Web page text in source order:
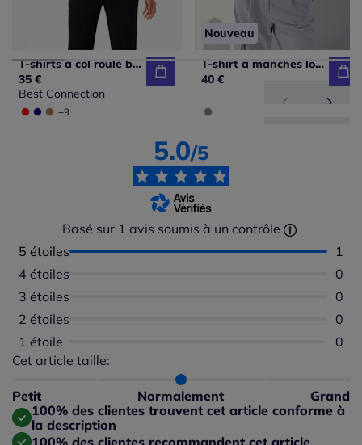
T-shirts à col roulé basique et coupe légèrement cintrée
35 €
Best Connection
+9
Nouveau
T-shirt à manches longues qualité coton
40 €
5.0/5
Basé sur 1 avis soumis à un contrôle
5 étoiles
1
4 étoiles
0
3 étoiles
0
2 étoiles
0
1 étoile
0
Cet article taille:
Petit Normalement Grand
Répartition du taillant selon les avis clients
Taille normalement : 100%
Taille grand : 0%
100% des clientes trouvent cet article conforme à
la description
100% des clientes recommandent cet article